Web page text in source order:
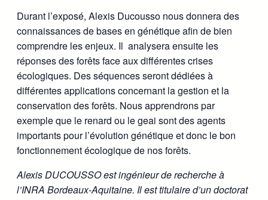
Durant l’exposé, Alexis Ducousso nous donnera des
connaissances de bases en génétique afin de bien
comprendre les enjeux. Il analysera ensuite les
réponses des forêts face aux différentes crises
écologiques. Des séquences seront dédiées à
différentes applications concernant la gestion et la
conservation des forêts. Nous apprendrons par
exemple que le renard ou le geai sont des agents
importants pour l’évolution génétique et donc le bon
fonctionnement écologique de nos forêts.
Alexis DUCOUSSO est ingénieur de recherche à
l’INRA Bordeaux-Aquitaine. Il est titulaire d’un doctorat